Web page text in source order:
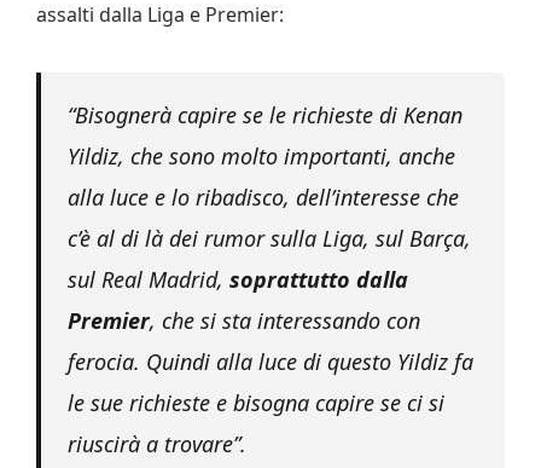
assalti dalla Liga e Premier:
“Bisognerà capire se le richieste di Kenan
Yildiz, che sono molto importanti, anche
alla luce e lo ribadisco, dell’interesse che
c’è al di là dei rumor sulla Liga, sul Barça,
sul Real Madrid, soprattutto dalla
Premier, che si sta interessando con
ferocia. Quindi alla luce di questo Yildiz fa
le sue richieste e bisogna capire se ci si
riuscirà a trovare”.